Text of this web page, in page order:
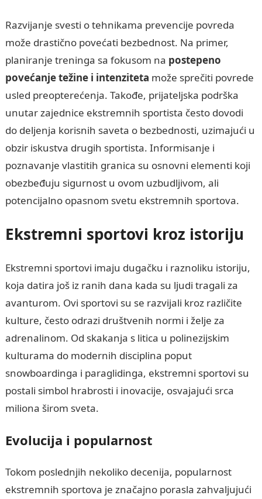
Razvijanje svesti o tehnikama prevencije povreda
može drastično povećati bezbednost. Na primer,
planiranje treninga sa fokusom na postepeno
povećanje težine i intenziteta može sprečiti povrede
usled preopterećenja. Takođe, prijateljska podrška
unutar zajednice ekstremnih sportista često dovodi
do deljenja korisnih saveta o bezbednosti, uzimajući u
obzir iskustva drugih sportista. Informisanje i
poznavanje vlastitih granica su osnovni elementi koji
obezbeđuju sigurnost u ovom uzbudljivom, ali
potencijalno opasnom svetu ekstremnih sportova.
Ekstremni sportovi kroz istoriju
Ekstremni sportovi imaju dugačku i raznoliku istoriju,
koja datira još iz ranih dana kada su ljudi tragali za
avanturom. Ovi sportovi su se razvijali kroz različite
kulture, često odrazi društvenih normi i želje za
adrenalinom. Od skakanja s litica u polinezijskim
kulturama do modernih disciplina poput
snowboardinga i paraglidinga, ekstremni sportovi su
postali simbol hrabrosti i inovacije, osvajajući srca
miliona širom sveta.
Evolucija i popularnost
Tokom poslednjih nekoliko decenija, popularnost
ekstremnih sportova je značajno porasla zahvaljujući